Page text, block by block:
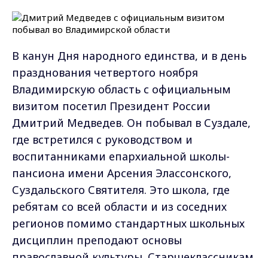
В канун Дня народного единства, и в день
празднования четвертого ноября
Владимирскую область с официальным
визитом посетил Президент России
Дмитрий Медведев. Он побывал в Суздале,
где встретился с руководством и
воспитанниками епархиальной школы-
пансиона имени Арсения Элассонского,
Суздальского Святителя. Это школа, где
ребятам со всей области и из соседних
регионов помимо стандартных школьных
дисциплин преподают основы